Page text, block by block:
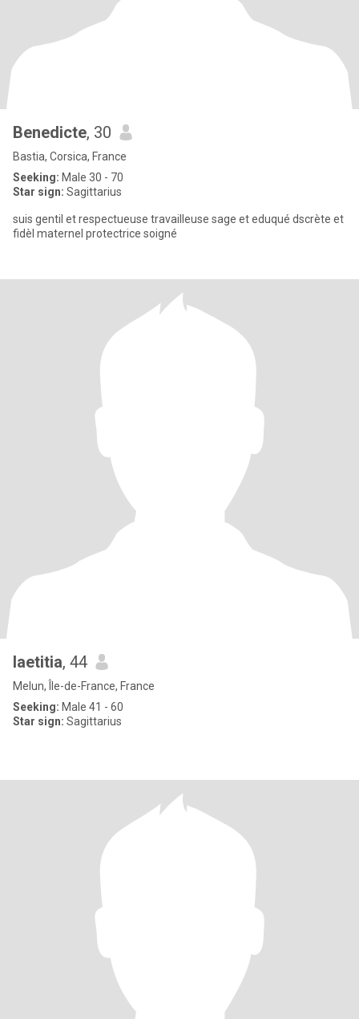
Benedicte, 30
Bastia, Corsica, France
Seeking: Male 30 - 70
Star sign: Sagittarius
suis gentil et respectueuse travailleuse sage et eduqué dscrète et
fidèl maternel protectrice soigné
laetitia, 44
Melun, Île-de-France, France
Seeking: Male 41 - 60
Star sign: Sagittarius